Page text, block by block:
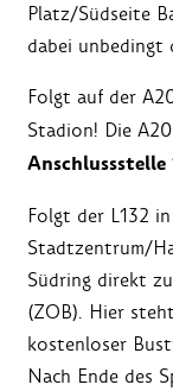
Platz/Südseite
dabei unbedingt
Folgt auf der
Stadion! Die
Folgt der L132
Stadtzentrum/
Südring direkt
(ZOB). Hier
kostenloser
Nach Ende des